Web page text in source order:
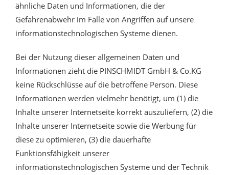
ähnliche Daten und Informationen, die der
Gefahrenabwehr im Falle von Angriffen auf unsere
informationstechnologischen Systeme dienen.
Bei der Nutzung dieser allgemeinen Daten und
Informationen zieht die PINSCHMIDT GmbH & Co.KG
keine Rückschlüsse auf die betroffene Person. Diese
Informationen werden vielmehr benötigt, um (1) die
Inhalte unserer Internetseite korrekt auszuliefern, (2) die
Inhalte unserer Internetseite sowie die Werbung für
diese zu optimieren, (3) die dauerhafte
Funktionsfähigkeit unserer
informationstechnologischen Systeme und der Technik